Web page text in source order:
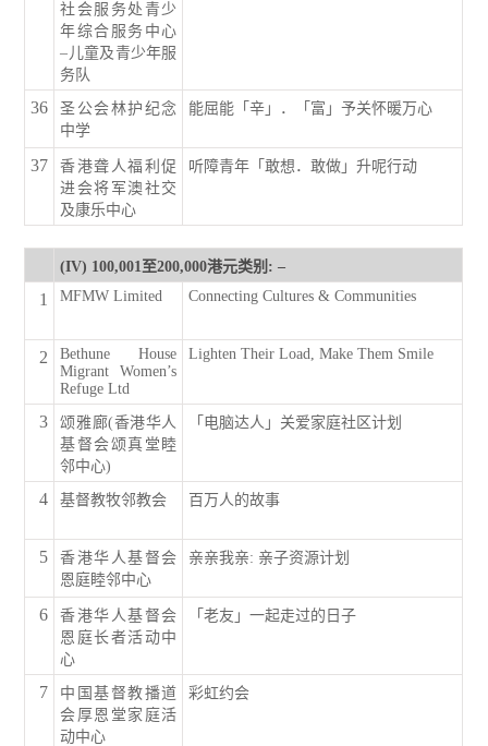
社会服务处青少
年综合服务中心
–儿童及青少年服
务队
36
圣公会林护纪念
中学
能屈能「辛」．「富」予关怀暖万心
37
香港聋人福利促
进会将军澳社交
及康乐中心
听障青年「敢想．敢做」升呢行动
(IV) 100,001至200,000港元类别: –
1 MFMW Limited Connecting Cultures & Communities
2
Bethune House
Migrant Women’s
Refuge Ltd
Lighten Their Load, Make Them Smile
3
颂雅廊(香港华人
基督会颂真堂睦
邻中心)
「电脑达人」关爱家庭社区计划
4 基督教牧邻教会 百万人的故事
5
香港华人基督会
恩庭睦邻中心
亲亲我亲: 亲子资源计划
6
香港华人基督会
恩庭长者活动中
心
「老友」一起走过的日子
7
中国基督教播道
会厚恩堂家庭活
动中心
彩虹约会